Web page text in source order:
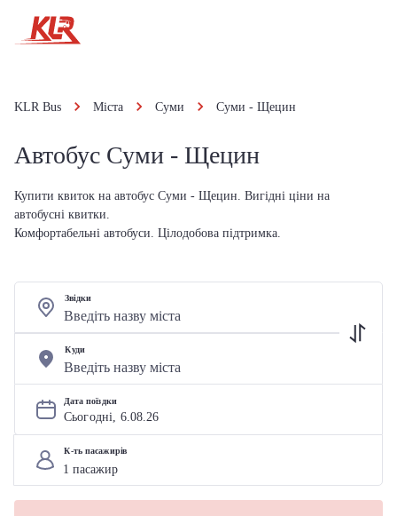
KLR Bus Міста Суми Суми - Щецин
Автобус Суми - Щецин
Купити квиток на автобус Суми - Щецин. Вигідні ціни на
автобусні квитки.
Комфортабельні автобуси. Цілодобова підтримка.
Звідки
Куди
Дата поїздки
Сьогодні, 6.08.26
К-ть пасажирів